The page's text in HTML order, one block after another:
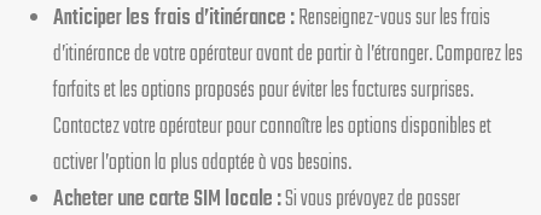
Anticiper les frais d’itinérance :Renseignez-vous sur les frais
d’itinérance de votre opérateur avant de partir à l’étranger. Comparez les
forfaits et les options proposés pour éviter les factures surprises.
Contactez votre opérateur pour connaître les options disponibles et
activer l’option la plus adaptée à vos besoins.
Acheter une carte SIM locale :Si vous prévoyez de passer